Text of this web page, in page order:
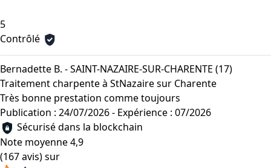
5
Contrôlé
Bernadette B. - SAINT-NAZAIRE-SUR-CHARENTE (17)
Traitement charpente à StNazaire sur Charente
Très bonne prestation comme toujours
Publication : 24/07/2026- Expérience : 07/2026
Sécurisé dans la blockchain
Note moyenne4,9
(167 avis)sur